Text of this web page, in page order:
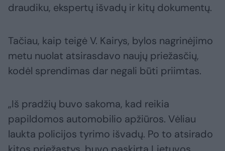
draudiku, ekspertų išvadų ir kitų dokumentų.
Tačiau, kaip teigė V. Kairys, bylos nagrinėjimo
metu nuolat atsirasdavo naujų priežasčių,
kodėl sprendimas dar negali būti priimtas.
„Iš pradžių buvo sakoma, kad reikia
papildomos automobilio apžiūros. Vėliau
laukta policijos tyrimo išvadų. Po to atsirado